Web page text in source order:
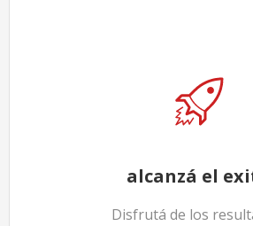
alcanzá el
Disfrutá de los